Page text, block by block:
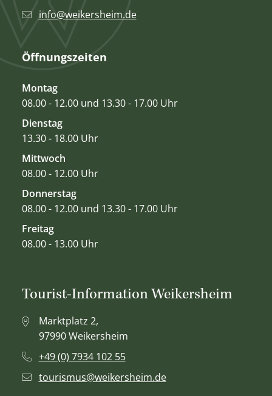
info@weikersheim.de
Öffnungszeiten
Montag
08.00 - 12.00 und 13.30 - 17.00 Uhr
Dienstag
13.30 - 18.00 Uhr
Mittwoch
08.00 - 12.00 Uhr
Donnerstag
08.00 - 12.00 und 13.30 - 17.00 Uhr
Freitag
08.00 - 13.00 Uhr
Tourist-Information Weikersheim
Marktplatz 2,
97990 Weikersheim
+49 (0) 7934 102 55
tourismus@weikersheim.de